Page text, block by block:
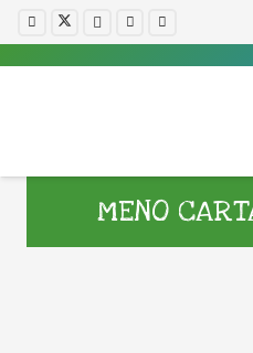
MENO